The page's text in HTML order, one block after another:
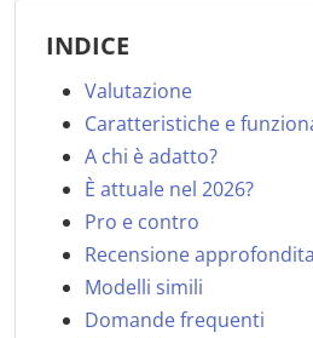
INDICE
Valutazione
Caratteristiche e
A chi è adatto?
È attuale nel 2026?
Pro e contro
Recensione approfondita
Modelli simili
Domande frequenti